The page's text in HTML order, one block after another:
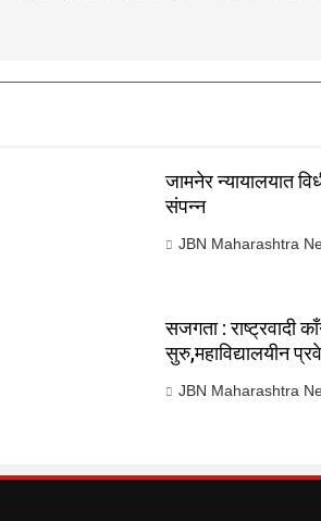
जामनेर न्यायालयात
संपन्न
JBN Maharashtra
सजगता : राष्ट्रवादी
सुरु,महाविद्यालयीन
JBN Maharashtra